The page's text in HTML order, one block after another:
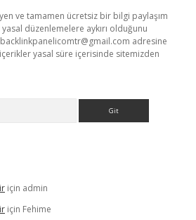
ve tamamen ücretsiz bir bilgi paylaşım
düzenlemelere aykırı olduğunu
backlinkpanelicomtr@gmail.com adresine
yasal süre içerisinde sitemizden
için admin
için Fehime